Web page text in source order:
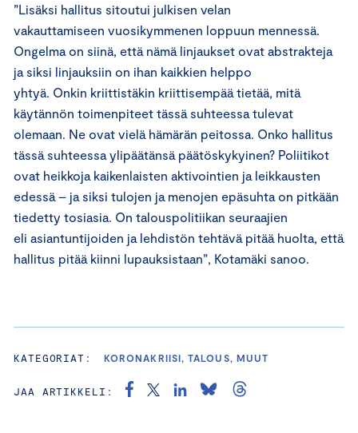
”Lisäksi hallitus sitoutui julkisen velan
vakauttamiseen vuosikymmenen loppuun mennessä.
Ongelma on siinä, että nämä linjaukset ovat abstrakteja
ja siksi linjauksiin on ihan kaikkien helppo
yhtyä. Onkin kriittistäkin kriittisempää tietää, mitä
käytännön toimenpiteet tässä suhteessa tulevat
olemaan. Ne ovat vielä hämärän peitossa. Onko hallitus
tässä suhteessa ylipäätänsä päätöskykyinen? Poliitikot
ovat heikkoja kaikenlaisten aktivointien ja leikkausten
edessä – ja siksi tulojen ja menojen epäsuhta on pitkään
tiedetty tosiasia. On talouspolitiikan seuraajien
eli asiantuntijoiden ja lehdistön tehtävä pitää huolta, että
hallitus pitää kiinni lupauksistaan”, Kotamäki sanoo.
KATEGORIAT: KORONAKRIISI, TALOUS, MUUT
JAA ARTIKKELI: